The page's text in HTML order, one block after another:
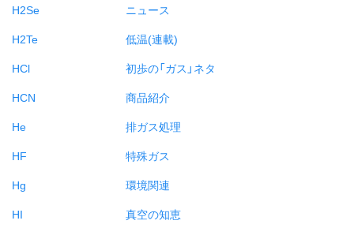
H2Se
H2Te
HCl
HCN
He
HF
Hg
HI
ニュース
低温(連載)
初歩の「ガス」ネタ
商品紹介
排ガス処理
特殊ガス
環境関連
真空の知恵